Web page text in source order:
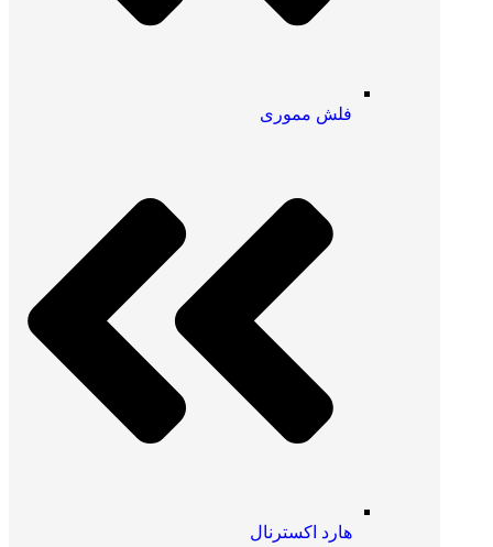
فلش مموری
هارد اکسترنال